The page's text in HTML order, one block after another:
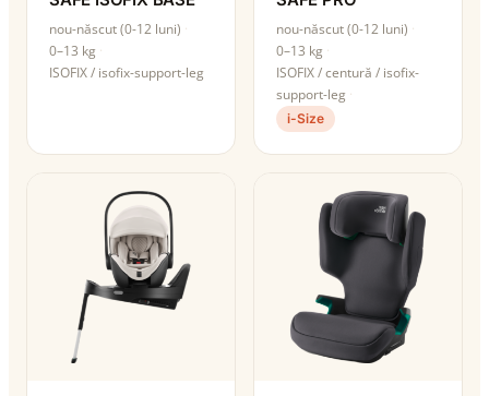
nou-născut (0-12 luni)
0–13 kg
ISOFIX / isofix-support-leg
nou-născut (0-12 luni)
0–13 kg
ISOFIX / centură / isofix-
support-leg
i-Size